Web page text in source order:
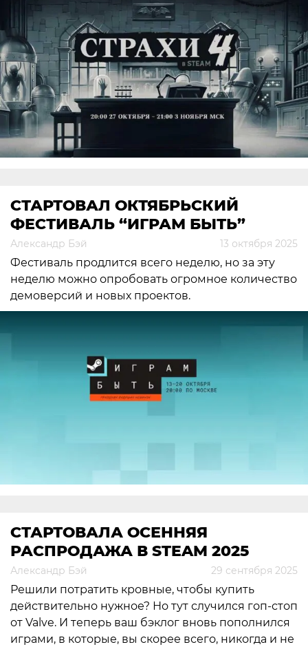
СТАРТОВАЛ ОКТЯБРЬСКИЙ
ФЕСТИВАЛЬ “ИГРАМ БЫТЬ”
Александр Бэй 13 октября 2025
Фестиваль продлится всего неделю, но за эту
неделю можно опробовать огромное количество
демоверсий и новых проектов.
СТАРТОВАЛА ОСЕННЯЯ
РАСПРОДАЖА В STEAM 2025
Александр Бэй 29 сентября 2025
Решили потратить кровные, чтобы купить
действительно нужное? Но тут случился гоп-стоп
от Valve. И теперь ваш бэклог вновь пополнился
играми, в которые, вы скорее всего, никогда и не